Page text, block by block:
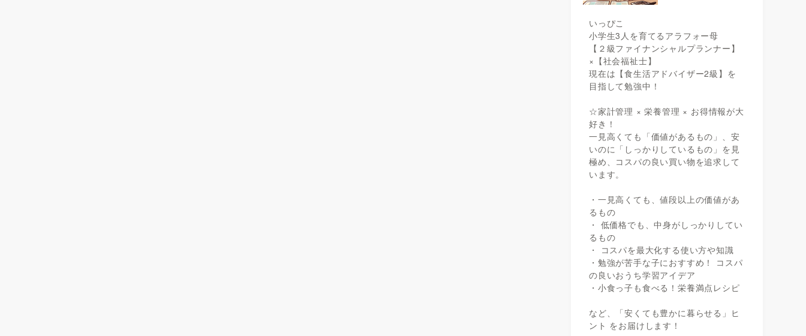
いっぴこ
小学生3人を育てるアラフォー母
【２級ファイナンシャルプランナー】
×【社会福祉士】
現在は【食生活アドバイザー2級】を
目指して勉強中！
☆家計管理 × 栄養管理 × お得情報が大
好き！
一見高くても「価値があるもの」、安
いのに「しっかりしているもの」を見
極め、コスパの良い買い物を追求して
います。
・一見高くても、値段以上の価値があ
るもの
・ 低価格でも、中身がしっかりしてい
るもの
・ コスパを最大化する使い方や知識
・勉強が苦手な子におすすめ！ コスパ
の良いおうち学習アイデア
・小食っ子も食べる！栄養満点レシピ
など、「安くても豊かに暮らせる」ヒ
ント をお届けします！